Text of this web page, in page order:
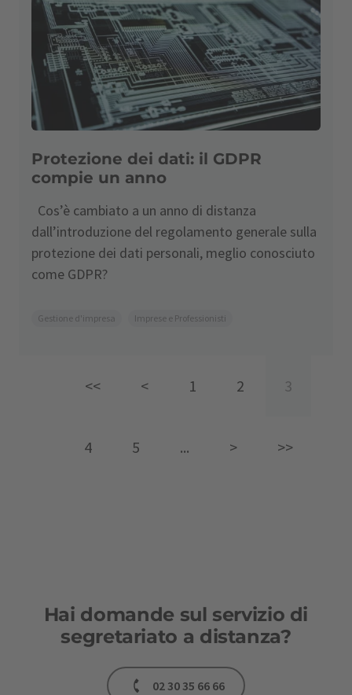
Protezione dei dati: il GDPR
compie un anno
Cos’è cambiato a un anno di distanza
dall’introduzione del regolamento generale sulla
protezione dei dati personali, meglio conosciuto
come GDPR?
Gestione d'impresa Imprese e Professionisti
<< < 1 2 3
4 5 ... > >>
Hai domande sul servizio di
segretariato a distanza?
02 30 35 66 66